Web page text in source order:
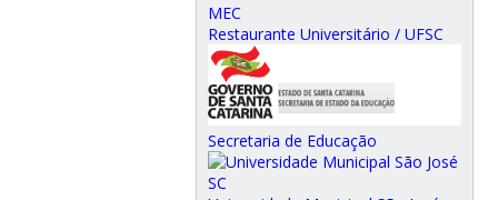
MEC
Restaurante Universitário / UFSC
Secretaria de Educação